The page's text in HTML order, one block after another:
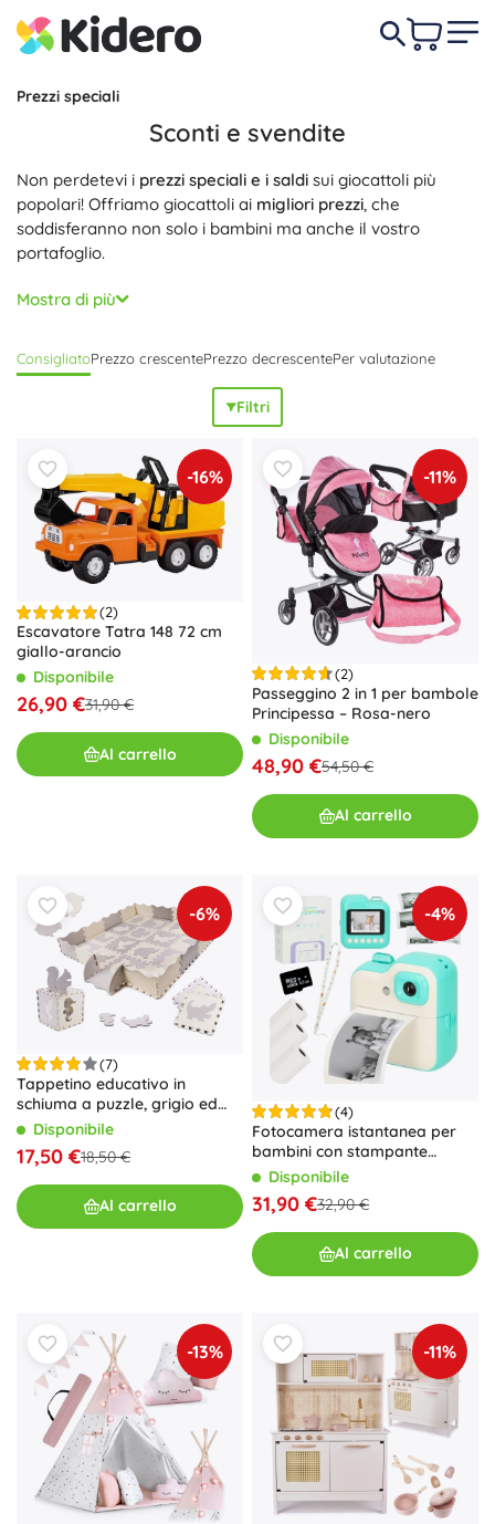
Prezzi speciali
Sconti e svendite
Non perdetevi i prezzi speciali e i saldi sui giocattoli più
popolari! Offriamo giocattoli ai migliori prezzi, che
soddisferanno non solo i bambini ma anche il vostro
portafoglio.
Ogni mese aggiungiamo
d'occhio la nostra offerta e acquistate oggi stesso giocattoli
Mostra di più
ConsigliatoPrezzo crescentePrezzo decrescentePer valutazione
Filtri
-16%
(2)
Escavatore Tatra 148 72 cm
giallo-arancio
Disponibile
26,90 €31,90 €
Al carrello
-11%
(2)
Passeggino 2 in 1 per bambole
Principessa – Rosa-nero
Disponibile
48,90 €54,50 €
Al carrello
-6%
(7)
Tappetino educativo in
schiuma a puzzle, grigio ed
ecru, 36 pezzi, 150 × 150 cm
Disponibile
17,50 €18,50 €
Al carrello
-4%
(4)
Fotocamera istantanea per
bambini con stampante
termica e scheda da 32 GB –
Verde
Disponibile
31,90 €32,90 €
Al carrello
-13% -11%